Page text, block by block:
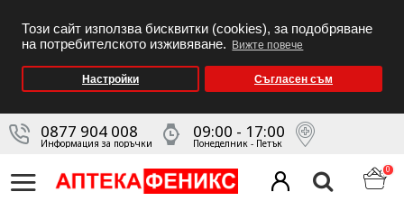
Този сайт използва бисквитки (cookies), за подобряване
на потребителското изживяване.
Вижте повече
Настройки Съгласен съм
0877 904 008
Информация за поръчки
09:00 - 17:00
Понеделник - Петък
0